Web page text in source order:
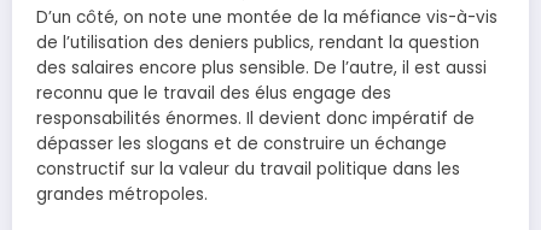
D’un côté, on note une montée de la méfiance vis-à-vis
de l’utilisation des deniers publics, rendant la question
des salaires encore plus sensible. De l’autre, il est aussi
reconnu que le travail des élus engage des
responsabilités énormes. Il devient donc impératif de
dépasser les slogans et de construire un échange
constructif sur la valeur du travail politique dans les
grandes métropoles.